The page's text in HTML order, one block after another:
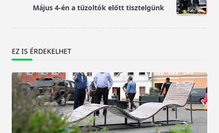
text">Page</span>
Május 4-én a tűzoltók előtt tisztelgünk
EZ IS ÉRDEKELHET